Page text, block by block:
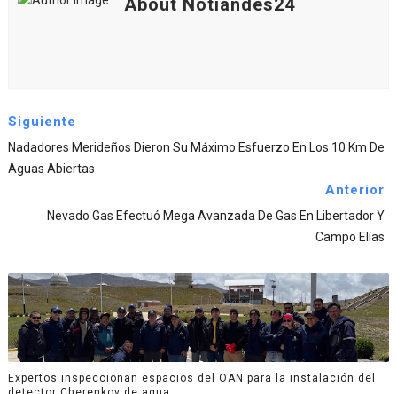
About Notiandes24
Siguiente
Nadadores Merideños Dieron Su Máximo Esfuerzo En Los 10 Km De
Aguas Abiertas
Anterior
Nevado Gas Efectuó Mega Avanzada De Gas En Libertador Y
Campo Elías
Expertos inspeccionan espacios del OAN para la instalación del